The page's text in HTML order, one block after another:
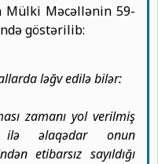
Mülki Məcəllənin 59-
göstərilib:
ləğv edilə bilər:
zamanı yol verilmiş
ilə əlaqədar onun
etibarsız sayıldığı